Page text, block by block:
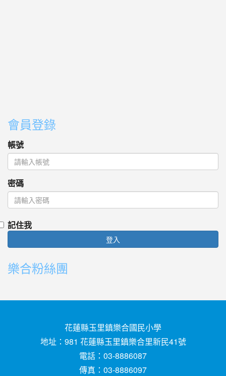
會員登錄
帳號
密碼
記住我
登入
樂合粉絲團
花蓮縣玉里鎮樂合國民小學
地址：981 花蓮縣玉里鎮樂合里新民41號
電話：03-8886087
傳真：03-8886097